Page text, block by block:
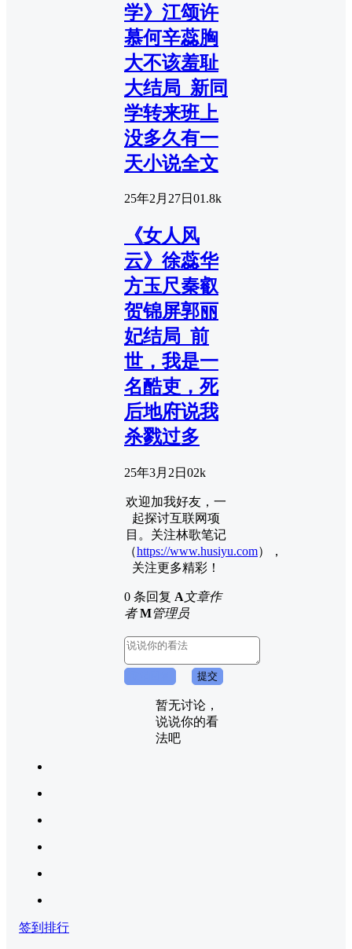
学》江颂许
慕何辛蕊胸
大不该羞耻
大结局_新同
学转来班上
没多久有一
天小说全文
25年2月27日 01.8k
《女人风
云》徐蕊华
方玉尺秦叡
贺锦屏郭丽
妃结局_前
世，我是一
名酷吏，死
后地府说我
杀戮过多
25年3月2日 02k
欢迎加我好友，一
起探讨互联网项
目。关注林歌笔记
（https://www.husiyu.com），
关注更多精彩！
0 条回复 A文章作
者 M管理员
提交
暂无讨论，
说说你的看
法吧
签到排行